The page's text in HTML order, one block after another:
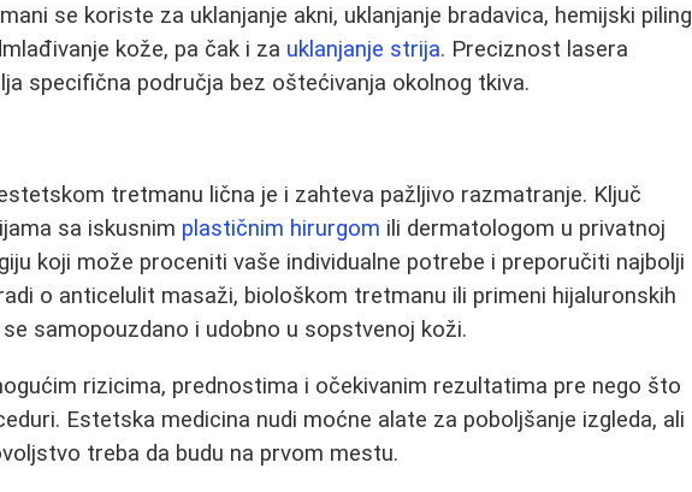
se koriste za uklanjanje akni, uklanjanje bradavica, hemijski piling
kože, pa čak i za uklanjanje strija. Preciznost lasera
specifična područja bez oštećivanja okolnog tkiva.
tretmanu lična je i zahteva pažljivo razmatranje. Ključ
sa iskusnim plastičnim hirurgom ili dermatologom u privatnoj
koji može proceniti vaše individualne potrebe i preporučiti najbolji
o anticelulit masaži, biološkom tretmanu ili primeni hijaluronskih
samopouzdano i udobno u sopstvenoj koži.
rizicima, prednostima i očekivanim rezultatima pre nego što
Estetska medicina nudi moćne alate za poboljšanje izgleda, ali
treba da budu na prvom mestu.